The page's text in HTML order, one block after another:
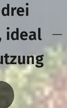
ideal